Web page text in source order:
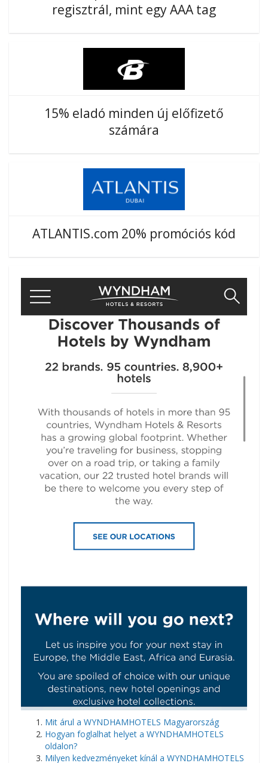
regisztrál, mint egy AAA tag
15% eladó minden új előfizető
számára
ATLANTIS.com 20% promóciós kód
Mit árul a WYNDHAMHOTELS Magyarország
Hogyan foglalhat helyet a WYNDHAMHOTELS
oldalon?
Milyen kedvezményeket kínál a WYNDHAMHOTELS